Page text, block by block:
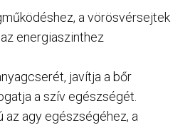
a vörösvérsejtek
energiaszinthez
javítja a bőr
a szív egészségét.
az agy egészségéhez, a